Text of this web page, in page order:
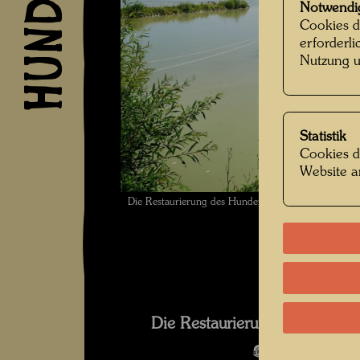
Die Restaurierung des Hundertwasser Schiffs
Die Restaurierung des
Cookies
Nutzung
Statistik
Cookies
Website